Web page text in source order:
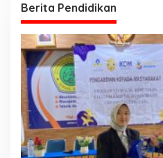
Berita Pendidikan